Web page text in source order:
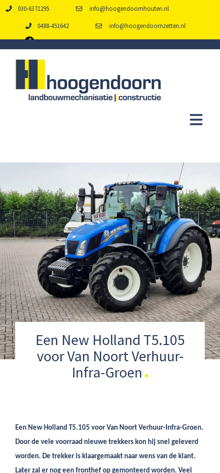
030-6371295 info@hoogendoornhouten.nl
0488-451642 info@hoogendoornzetten.nl
Een New Holland T5.105
voor Van Noort Verhuur-
Infra-Groen
Een New Holland T5.105 voor Van Noort Verhuur-Infra-Groen.
Door de vele voorraad nieuwe trekkers kon hij snel geleverd
worden. De trekker is klaargemaakt naar wens van de klant.
Later zal er nog een fronthef op gemonteerd worden. Veel